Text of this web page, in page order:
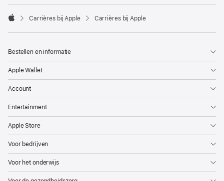

Carrières bij Apple Carrières bij Apple
Bestellen en informatie
Apple Wallet
Account
Entertainment
Apple Store
Voor bedrijven
Voor het onderwijs